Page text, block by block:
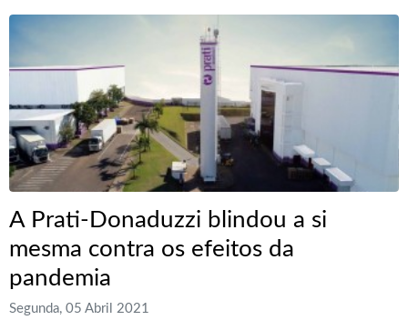
A Prati-Donaduzzi blindou a si
mesma contra os efeitos da
pandemia
Segunda, 05 Abril 2021